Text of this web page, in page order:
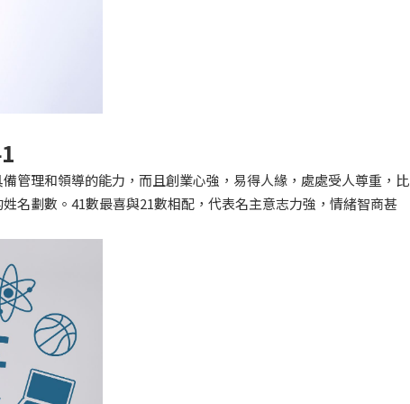
管理和領導的能力，而且創業心強，易得人緣，處處受人尊重，比
名劃數。41數最喜與21數相配，代表名主意志力強，情緒智商甚